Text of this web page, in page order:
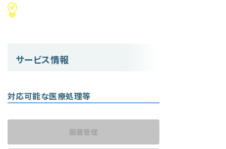
サービス情報
対応可能な医療処理等
服薬管理